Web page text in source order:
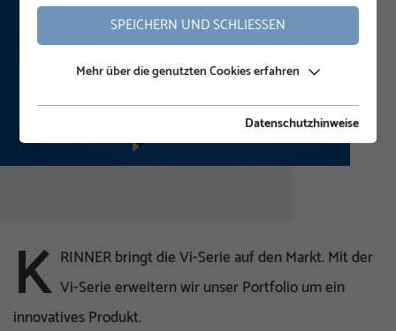
K RINNER bringt die Vi-Serie auf den Markt. Mit der
Vi-Serie erweitern wir unser Portfolio um ein
innovatives Produkt.
SPEICHERN UND SCHLIESSEN
Mehr über die genutzten Cookies erfahren
Datenschutzhinweise